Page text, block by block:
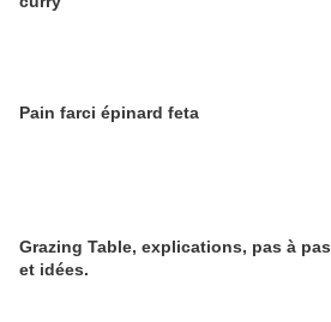
Pain farci épinard feta
Grazing Table, explications, pas à pas
et idées.